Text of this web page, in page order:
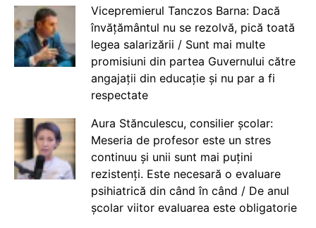
Vicepremierul Tanczos Barna: Dacă
învățământul nu se rezolvă, pică toată
legea salarizării / Sunt mai multe
promisiuni din partea Guvernului către
angajații din educație și nu par a fi
respectate
Aura Stănculescu, consilier școlar:
Meseria de profesor este un stres
continuu și unii sunt mai puțini
rezistenți. Este necesară o evaluare
psihiatrică din când în când / De anul
școlar viitor evaluarea este obligatorie